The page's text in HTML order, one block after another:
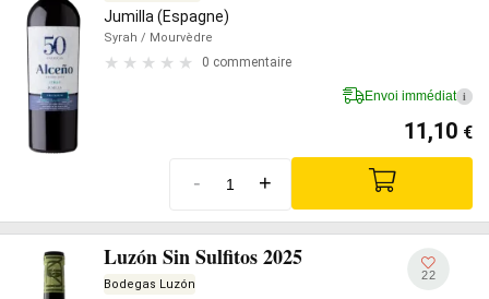
Jumilla (Espagne)
Syrah / Mourvèdre
0 commentaire
Envoi immédiat i
11,10 €
- +
Luzón Sin Sulfitos 2025
Bodegas Luzón
22